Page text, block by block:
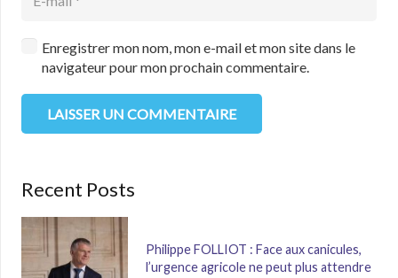
Enregistrer mon nom, mon e-mail et mon site dans le
navigateur pour mon prochain commentaire.
LAISSER UN COMMENTAIRE
Recent Posts
Philippe FOLLIOT : Face aux canicules,
l’urgence agricole ne peut plus attendre